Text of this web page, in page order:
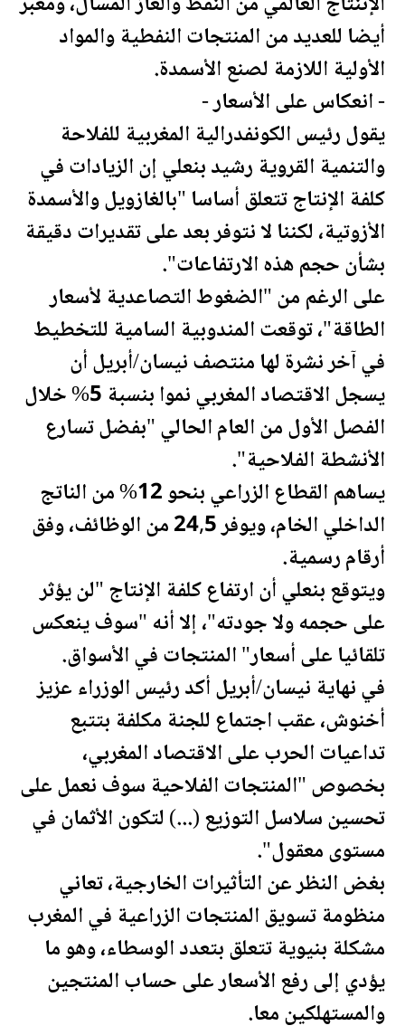
أيضا للعديد من المنتجاتالنفطية والمواد
الأولية اللازمة لصنع الأسمدة.
- انعكاس على الأسعار -
يقول رئيس الكونفدراليةالمغربية للفلاحة
والتنمية القروية رشيد بنعلي إن الزيادات في
كلفة الإنتاج تتعلق أساسا "بالغازويل والأسمدة
الأزوتية، لكننا لا نتوفر بعد على تقديرات دقيقة
بشأن حجم هذه الارتفاعات".
على الرغم من "الضغوط التصاعدية لأسعار
الطاقة"، توقعت المندوبية السامية للتخطيط
في آخر نشرة لها منتصفنيسان/أبريل أن
يسجل الاقتصادالمغرب
ي نموا بنسبة 5% خلال
الفصل الأول من العام الحالي "بفضل تسارع
الأنشطة الفلاحية".
يساهم القطاع الزراعي بنحو 12% من الناتج
الداخلي الخام، ويوفر 24,5 من الوظائف، وفق
أرقام رسمية.
ويتوقع بنعلي أن ارتفاع كلفة الإنتاج "لن يؤثر
على حجمه ولا جودته"، إلا أنه "سوف ينعكس
تلقائيا على أسعار" المنتجات في الأسواق.
في نهايةنيسان/أبريل أكد رئيس الوزراء عزيز
أخنوش، عقب اجتماع للجنة مكلفة بتتبع
تداعيات الحرب على الاقتصادالمغربي،
بخصوص "المنتجات الفلاحية سوف نعمل على
تحسين سلاسل التوزيع (...) لتكون الأثمان في
مستوى معقول".
بغض النظر عن التأثيرات الخارجية، تعاني
منظومة تسويق المنتجات الزراعية فيالمغرب
مشكلة بنيوية تتعلق بتعدد الوسطاء، وهو ما
يؤدي إلى رفع الأسعار على حساب المنتجين
والمستهلكين معا.